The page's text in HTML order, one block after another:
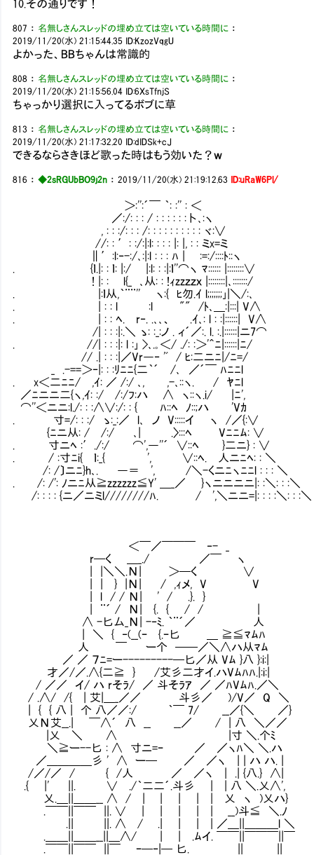
10.その通りです！
807 ： 名無しさんスレッドの埋め立ては空いている時間に ：
2019/11/20(水) 21:15:44.35 ID:KzozVqgU
よかった、BBちゃんは常識的
808 ： 名無しさんスレッドの埋め立ては空いている時間に ：
2019/11/20(水) 21:15:56.04 ID:6XsTfnjS
ちゃっかり選択に入ってるボブに草
813 ： 名無しさんスレッドの埋め立ては空いている時間に ：
2019/11/20(水) 21:17:32.20 ID:dIDSk+cJ
できるならさきほど歌った時はもう効いた？ｗ
816 ：◆2sRGUbBO9j2n ：2019/11/20(水) 21:19:12.63 ID:uRaW6Pl/
＞:'':´￣ ｀: :'' : ＜
／:/: : : / : : : : : :卜､:ヽ
, : : :/: : : /: : : : : : : : : : ヾ:∨
//: : ′: :/:|:l: : : : |: |, : : ミx=ミ
∥′:l:‐-:/､:|:l : : : ﾊ | ㍉:=:/::::ﾄ::ヽ
. {ｌ.|: : ｌ: |:/ |:l: : :|:ｌ''⌒ヽ ﾏ:::::: |::::::::∨
! |: : Ⅳl{_ ､从: : !ｨzzｚｚｘ |::::::::|､:::::::/
. |:ｌ从,｀¨¨'' ヽ:{ ﾋ勿.ｲ l;;;;;;;｣|＼/:､
. | : : l :l "" /ﾄ､＿:|:::| V∧
. | : : ﾍ. r‐. .､､、 .ｲ､: l : :|::::::| V∧
/| : : :|:.＼ ゝ: :_:ノ . ィ´／:. l. :.|::::::|ニ7⌒ そんなわけ
. //| : : :|: l :｣ >､.｡＜/ ./: :＞'＾ﾆ|::::::|ﾆ/
// .| : : :|／Vr―‐ 'ﾞ / ﾋ:二ニﾆ|/ﾆ=/ これでリッ
_ .-==＞‐|: : :ﾘﾆﾆ{二｀´ /､ ／´￣ ﾊﾆﾆl
. x＜二ﾆﾆ/ ,ｲ: ／ /:/ ､, ,-､::ヽ. / ﾔﾆl
／ﾆニニ二{ヽ,ｲ: :/ /:/ﾌ:ハ ∧ ヽ::ヽ.i/ |ﾆ',
⌒''＜ニニ:l./: : :∧∨:/: : { ﾊ::ﾍ ﾉ::;ハ 'Vｶ
. 寸=/: : :/ ゝ:_:／ l､ ノ V:::::イ ヽ /／{:∨
{ﾆニ从: / /:/ ､| .〉:::ﾍ Vﾆﾆﾑ: ∨
. 寸ニﾍ :′./:/ ⌒',―''´ ∨::ﾍ }二ニ} : ∨
. / :寸ﾆi{ ｌ:_{ ', ∨::ﾍ. 人ニﾆﾍ: : ＼
/: /〕ニﾆ}h､. ―＝ ', /＼-くニﾆヽﾆﾆl : : : ＼
. /: /': ﾉニﾆ从≧zzzzzz≦Y' ＿_／ }ヽニニニニ|: :＼: : :＼
/: : : : {ニ／ニミl////////ﾊ. / ',＼ニニ=|: : : :＼: : :＼
＜￣／￣￣￣ ‐- _
r─く ＿_./ ／￣ ヽ
| |＼＼.Ν| ＞─く ∨
| | } |Ν| / ,ｨメ, V V
| l / / Ν| ' / .}. }
| ¨´ / Ν| {. { / / |
∧ -匕厶_Ν| -‐ﾐ. ｀¨´／ 人
| ＼ { ‐(__(ｰ {.ｰ匕 ＿ ≧≦ﾏﾑﾊ
人 ￣ ー个 ──／＼∧ハ从ﾏﾑ
／ ／ ７ﾆ=ー---------─匕／从 Vﾑ }八 }:i:|
才／/／.∧{二≧ } /艾彡二才イ.ハVﾑﾊﾊ.|:i:|
/ ／／ イ/ ハ rそﾗ/ ／ 斗そﾗｱ ／ ／ﾊVﾑﾊ.／＼
/ .∧/ /{ | 艾|＿_／／ 斗彡／ )/V／ Q ＼
| { { 八 | 个 八／／:/ ｀￣ 7/ __／{＼ ／}
乂Ν艾__.| ￣∧´ 八 __ __／ / | 八 ＼／／ 最
|乂 ＼ ∧ |寸 ＼.个ﾐ
＼≧ー--匕 : ∧ 寸ニ=ｰ ／ ／ヽﾊ＼ ＼.ハ
／＿＿＿＿彡 ' ∧ ー─ ／ ／ヽ | | ハ ハ. |
/／/／ / { /人 ／ ／ヽ | .| {八.} ∧|
.{ |' ||. ∨ ./｀二二´.斗彡 | | 八 ＼.乂∧',
乂.＿||＿＿__ ∧ / | | | | | 乂 ヽ )乂ハ}
.￣￣||￣￣ ||. ∨ | | | | | __)斗≦ ＼.ﾉ
.|| ||. ∧ / .| | | | ／＿||＿＿＿l ＼
.＿＿||＿＿__||＿∧/ | | .ﾑイ. ￣￣||￣￣￣||￣
.￣￣||￣￣ ||￣ ｰ─‐|─ 匕. || ||